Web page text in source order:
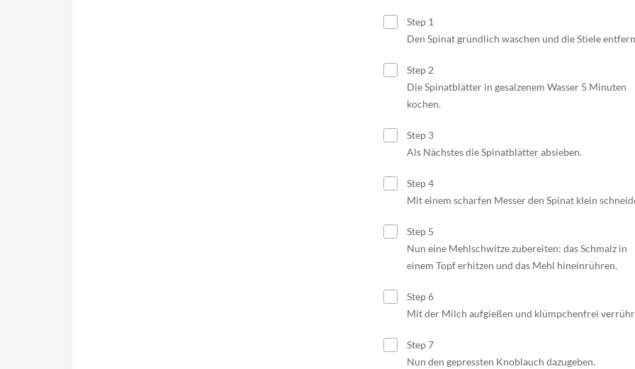
Step 1
Den Spinat gründlich waschen und die Stiele
Step 2
Die Spinatblätter in gesalzenem Wasser 5 Minuten
kochen.
Step 3
Als Nächstes die Spinatblätter absieben.
Step 4
Mit einem scharfen Messer den Spinat klein
Step 5
Nun eine Mehlschwitze zubereiten: das Schmalz in
einem Topf erhitzen und das Mehl hineinrühren.
Step 6
Mit der Milch aufgießen und klümpchenfrei
Step 7
Nun den gepressten Knoblauch dazugeben.